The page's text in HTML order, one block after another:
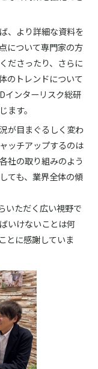
、より詳細な資料を
について専門家の方
ださったり、さらに
のトレンドについて
インターリスク総研
ます。
が目まぐるしく変わ
ッチアップするのは
社の取り組みのよう
ても、業界全体の傾
いただく広い視野で
いけないことは何
とに感謝していま